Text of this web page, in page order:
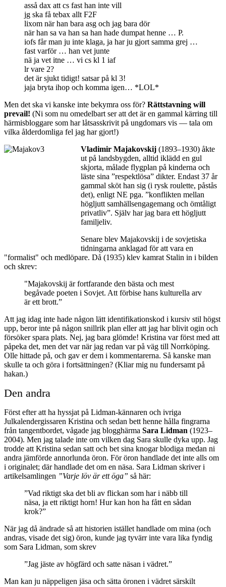
asså dax att cs fast han inte vill
jg ska få tebax allt F2F
lixom när han bara asg och jag bara dör
när han sa va han sa han hade dumpat henne … P.
iofs får man ju inte klaga, ja har ju gjort samma grej …
fast varför … han vet junte
nä ja vet itne … vi cs kl 1 iaf
lr vare 2?
det är sjukt tidigt! satsar på kl 3!
jaja bryta ihop och komma igen… *LOL*
Men det ska vi kanske inte bekymra oss för? Rättstavning will
prevail! (Ni som nu omedelbart ser att det är en gammal kärring till
härmisbloggare som har låtsasskrivit på ungdomars vis — tala om
vilka ålderdomliga fel jag har gjort!)
Vladimir Majakovskij (1893–1930) åkte
ut på landsbygden, alltid iklädd en gul
skjorta, målade flygplan på kinderna och
läste sina ”respektlösa” dikter. Endast 37 år
gammal sköt han sig (i rysk roulette, påstås
det), enligt NE pga. ”konflikten mellan
högljutt samhällsengagemang och ömtåligt
privatliv”. Själv har jag bara ett högljutt
familjeliv.
Senare blev Majakovskij i de sovjetiska
tidningarna anklagad för att vara en
"formalist" och medlöpare. Då (1935) klev kamrat Stalin in i bilden
och skrev:
"Majakovskij är fortfarande den bästa och mest
begåvade poeten i Sovjet. Att förbise hans kulturella arv
är ett brott.”
Att jag idag inte hade någon lätt identifikationskod i kursiv stil högst
upp, beror inte på någon snillrik plan eller att jag har blivit ogin och
försöker spara plats. Nej, jag bara glömde! Kristina var först med att
påpeka det, men det var när jag redan var på väg till Norrköping.
Olle hittade på, och gav er dem i kommentarerna. Så kanske man
skulle ta och göra i fortsättningen? (Kliar mig nu fundersamt på
hakan.)
Den andra
Först efter att ha hyssjat på Lidman-kännaren och ivriga
Julkalendergissaren Kristina och sedan bett henne hålla fingrarna
från tangentbordet, vågade jag blogghärma Sara Lidman (1923–
2004). Men jag talade inte om vilken dag Sara skulle dyka upp. Jag
trodde att Kristina sedan satt och bet sina knogar blodiga medan ni
andra jämförde annorlunda öron. För öron handlade det inte alls om
i originalet; där handlade det om en näsa. Sara Lidman skriver i
artikelsamlingen ”Varje löv är ett öga” så här:
”Vad riktigt ska det bli av flickan som har i näbb till
näsa, ja ett riktigt horn! Hur kan hon ha fått en sådan
krok?”
När jag då ändrade så att historien istället handlade om mina (och
andras, visade det sig) öron, kunde jag tyvärr inte vara lika fyndig
som Sara Lidman, som skrev
”Jag jäste av högfärd och satte näsan i vädret.”
Man kan ju näppeligen jäsa och sätta öronen i vädret särskilt